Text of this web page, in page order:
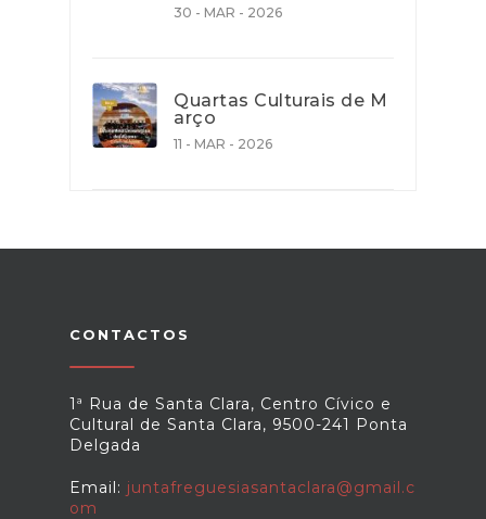
30 - MAR - 2026
Quartas Culturais de M
arço
11 - MAR - 2026
CONTACTOS
1ª Rua de Santa Clara, Centro Cívico e
Cultural de Santa Clara, 9500-241 Ponta
Delgada
Email: juntafreguesiasantaclara@gmail.c
om